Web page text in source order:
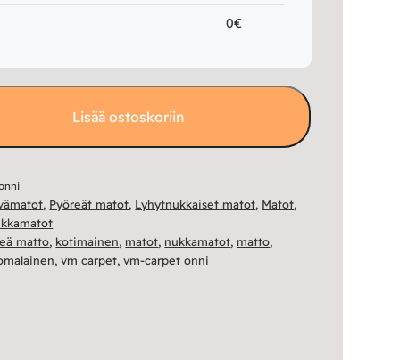
0€
Lisää ostoskoriin
, Pyöreät matot, Lyhytnukkaiset matot, Matot,
matto, kotimainen, matot, nukkamatot, matto,
,vm carpet,vm-carpet onni